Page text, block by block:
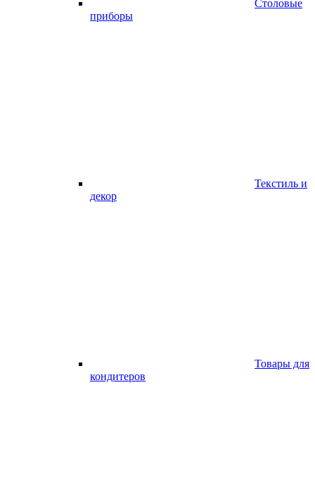
Столовые
приборы
Текстиль и
декор
Товары для
кондитеров